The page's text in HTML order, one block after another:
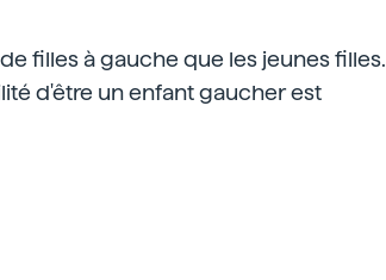
filles à gauche que les jeunes filles.
d'être un enfant gaucher est